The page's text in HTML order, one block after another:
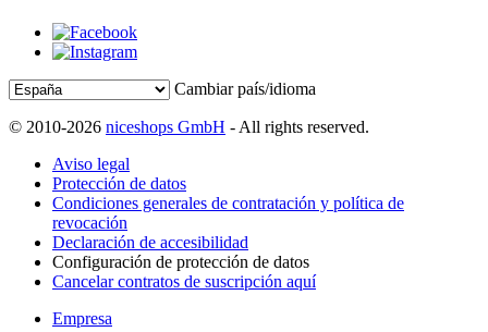
Cambiar país/idioma
© 2010-2026 niceshops GmbH - All rights reserved.
Aviso legal
Protección de datos
Condiciones generales de contratación y política de
revocación
Declaración de accesibilidad
Configuración de protección de datos
Cancelar contratos de suscripción aquí
Empresa